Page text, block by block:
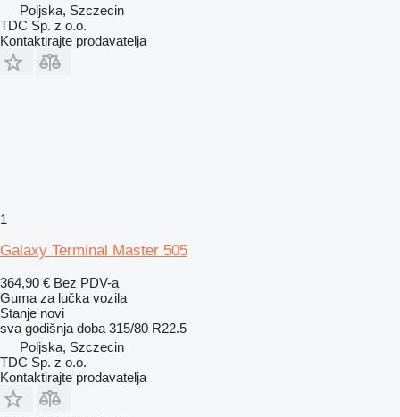
Poljska, Szczecin
TDC Sp. z o.o.
Kontaktirajte prodavatelja
1
Galaxy Terminal Master 505
364,90 € Bez PDV-a
Guma za lučka vozila
Stanje novi
sva godišnja doba 315/80 R22.5
Poljska, Szczecin
TDC Sp. z o.o.
Kontaktirajte prodavatelja